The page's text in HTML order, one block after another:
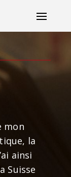
mon
la
ainsi
Suisse